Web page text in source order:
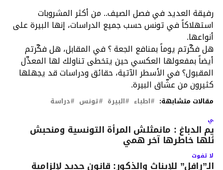
رفيقة العديد في فصل الصيف.. من أكثر المشروبات
استهلاكاً في تونس حسب جميع الدراسات، إنها البيرة على
أنواعها.
هل فكّرتم يوماً بمنافع الجعة ؟ في المقابل، هل فكّرتم
أيضاً بمفعولها العكسي حين يتخطى تناولك لها المعدِّل
المقبول؟ في الأسطر الآتية، حقائق ودراسات قد يجهلها
كثيرون من عشّاق البيرة.
مقالات متشابهة: اطباء البيرة تونس دراسة
الدباغ : مانمثلش المرأة التونسية ومنحبش
خاطرها آخر همي
لا تفوت
الـ”رافل” للإيناث والذكور: قانون جديد لإلزامية